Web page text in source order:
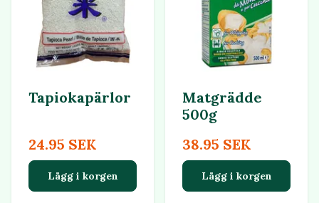
Tapiokapärlor
24.95 SEK
Lägg i korgen
Matgrädde
500g
38.95 SEK
Lägg i korgen